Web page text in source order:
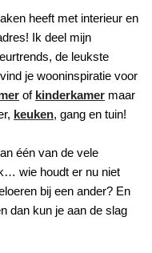
heeft met interieur en
Ik deel mijn
de leukste
je wooninspiratie voor
of kinderkamer maar
keuken, gang en tuin!
één van de vele
wie houdt er nu niet
bij een ander? En
dan kun je aan de slag